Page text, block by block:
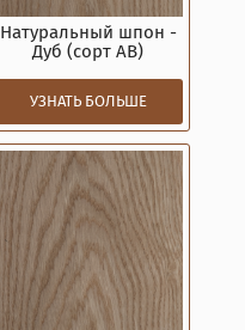
Натуральный шпон -
Дуб (сорт AB)
УЗНАТЬ БОЛЬШЕ